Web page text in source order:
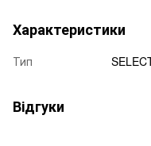
Характеристики
Тип
Відгуки